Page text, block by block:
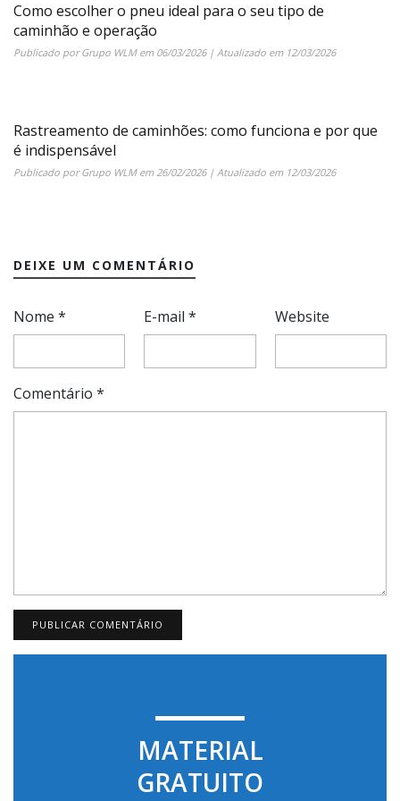
Como escolher o pneu ideal para o seu tipo de
caminhão e operação
Publicado porGrupo WLMem 06/03/2026| Atualizado em 12/03/2026
Rastreamento de caminhões: como funciona e por que
é indispensável
Publicado porGrupo WLMem26/02/2026| Atualizado em 12/03/2026
DEIXE UM COMENTÁRIO
Nome * E-mail* Website
Comentário *
MATERIAL
GRATUITO